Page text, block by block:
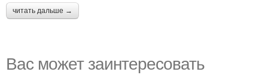
читать дальше →
Вас может заинтересовать